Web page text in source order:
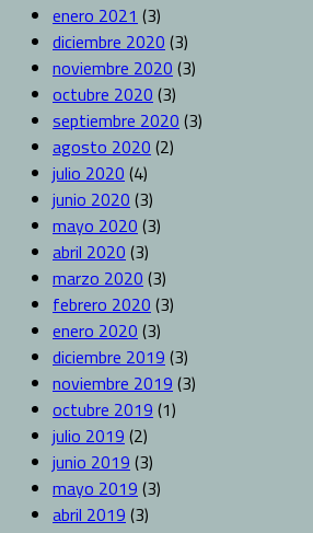
enero 2021 (3)
diciembre 2020 (3)
noviembre 2020 (3)
octubre 2020 (3)
septiembre 2020 (3)
agosto 2020 (2)
julio 2020 (4)
junio 2020 (3)
mayo 2020 (3)
abril 2020 (3)
marzo 2020 (3)
febrero 2020 (3)
enero 2020 (3)
diciembre 2019 (3)
noviembre 2019 (3)
octubre 2019 (1)
julio 2019 (2)
junio 2019 (3)
mayo 2019 (3)
abril 2019 (3)